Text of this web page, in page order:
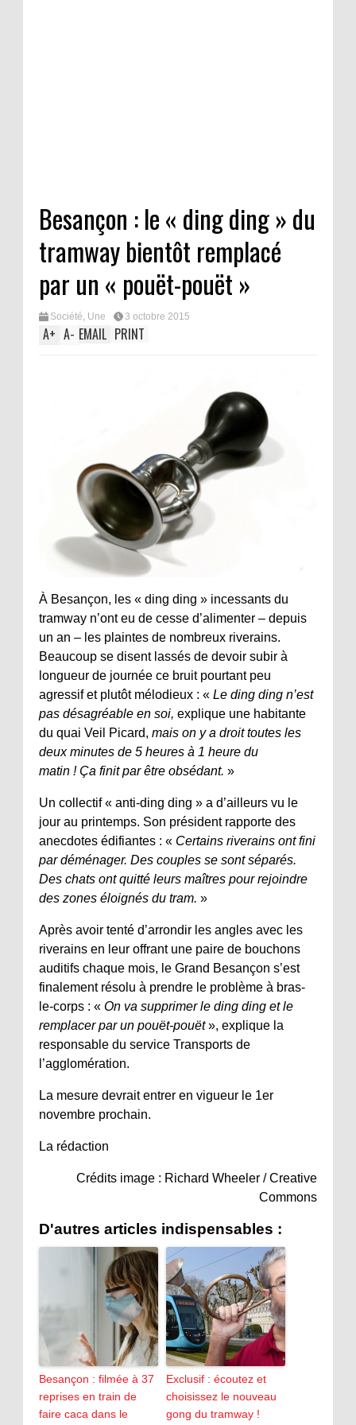
Besançon : le « ding ding » du
tramway bientôt remplacé
par un « pouët-pouët »
Société, Une 3 octobre 2015
A+ A- EMAIL PRINT
À Besançon, les « ding ding » incessants du
tramway n’ont eu de cesse d’alimenter – depuis
un an – les plaintes de nombreux riverains.
Beaucoup se disent lassés de devoir subir à
longueur de journée ce bruit pourtant peu
agressif et plutôt mélodieux : « Le ding ding n’est
pas désagréable en soi, explique une habitante
du quai Veil Picard, mais on y a droit toutes les
deux minutes de 5 heures à 1 heure du
matin ! Ça finit par être obsédant. »
Un collectif « anti-ding ding » a d’ailleurs vu le
jour au printemps. Son président rapporte des
anecdotes édifiantes : « Certains riverains ont fini
par déménager. Des couples se sont séparés.
Des chats ont quitté leurs maîtres pour rejoindre
des zones éloignés du tram. »
Après avoir tenté d’arrondir les angles avec les
riverains en leur offrant une paire de bouchons
auditifs chaque mois, le Grand Besançon s’est
finalement résolu à prendre le problème à bras-
le-corps : « On va supprimer le ding ding et le
remplacer par un pouët-pouët», explique la
responsable du service Transports de
l’agglomération.
La mesure devrait entrer en vigueur le 1er
novembre prochain.
La rédaction
Crédits image : Richard Wheeler / Creative
Commons
D'autres articles indispensables :
Besançon : filmée à 37
reprises en train de
faire caca dans le
Exclusif : écoutez et
choisissez le nouveau
gong du tramway !